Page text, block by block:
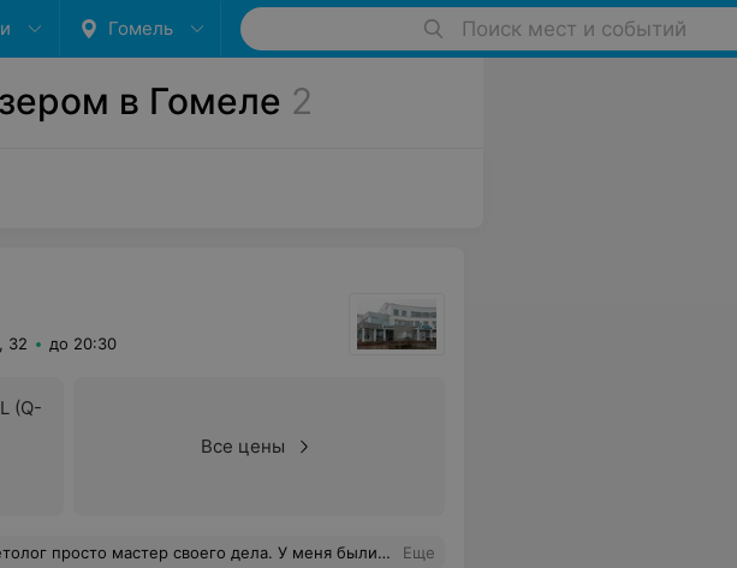
Гомель Поиск мест и событий
в Гомеле 2
32 до 20:30
(Q-
Все цены
от юношеской сыпи и вот, его стараниями, все наконец-то прошло. Этот путь был не легкий, но именно доктор этого центра оказал мне качественны услуги! Еще